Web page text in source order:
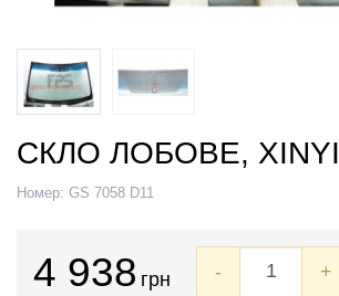
СКЛО ЛОБОВЕ, XINYI
Номер: GS 7058 D11
4 938 грн - +